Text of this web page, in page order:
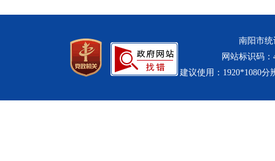
南阳市统
网站标识码：
建议使用：1920*1080